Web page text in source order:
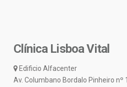
Clínica Lisboa Vital
Edificio Alfacenter
Av. Columbano Bordalo Pinheiro nº